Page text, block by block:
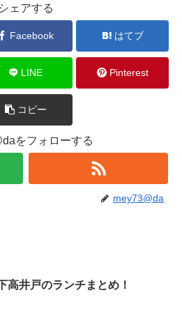
シェアする
Facebook はてブ
LINE Pinterest
コピー
をフォローする
mey73@da
高井戸のランチまとめ！